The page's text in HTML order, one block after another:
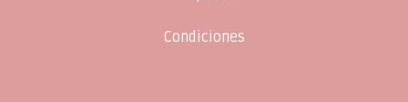
Condiciones